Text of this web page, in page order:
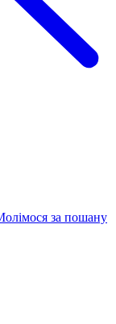
за пошану